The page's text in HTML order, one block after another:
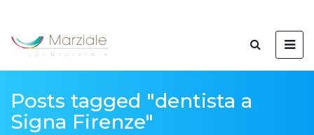
Posts tagged "dentista a
Signa Firenze"